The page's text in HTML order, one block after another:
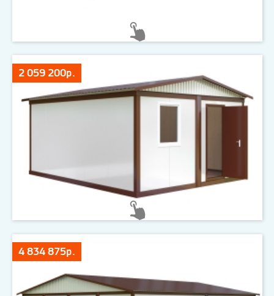
2 059 200р.
4 834 875р.